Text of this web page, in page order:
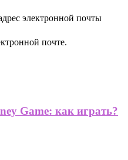
электронной почты
почте.
Game: как играть?